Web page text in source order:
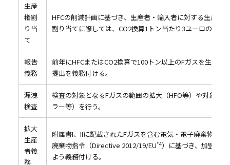
生産
権割
り当
て
HFCの削減計画に基づき、生産者・輸入者に対する生産権
割り当てに際しては、CO2換算1トン当たり3ユーロの支払
報告
義務
前年にHFCまたはCO2換算で100トン以上のFガスを生産
提出を義務付ける。
漏洩
検査
検査の対象となるFガスの範囲の拡大（HFO等）や対象製
ラー等）を行う。
拡大
生産
者義
務
附属書I、IIに記載されたFガスを含む電気・電子廃棄物の
廃棄物指令（Directive 2012/19/EU*4）に基づき、加盟国
よう義務付ける。